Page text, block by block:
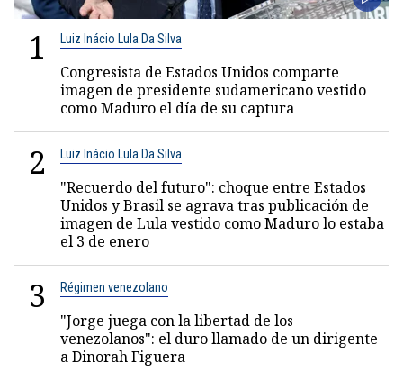
1 Luiz Inácio Lula Da Silva
Congresista de Estados Unidos comparte
imagen de presidente sudamericano vestido
como Maduro el día de su captura
2 Luiz Inácio Lula Da Silva
"Recuerdo del futuro": choque entre Estados
Unidos y Brasil se agrava tras publicación de
imagen de Lula vestido como Maduro lo estaba
el 3 de enero
3 Régimen venezolano
"Jorge juega con la libertad de los
venezolanos": el duro llamado de un dirigente
a Dinorah Figuera